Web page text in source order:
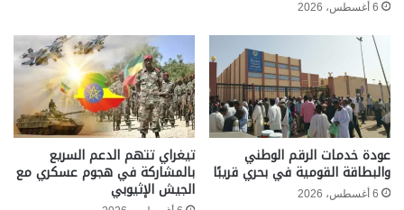
6 أغسطس، 2026
عودة خدمات الرقم الوطني
والبطاقة القومية في بحري قريبًا
6 أغسطس، 2026
تيغراي تتهم الدعم السريع
بالمشاركة في هجوم عسكري مع
الجيش الإثيوبي